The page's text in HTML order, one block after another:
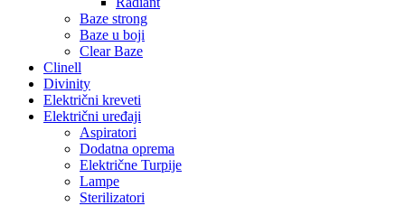
Baze strong
Baze u boji
Clear Baze
Clinell
Divinity
Električni kreveti
Električni uređaji
Aspiratori
Dodatna oprema
Električne Turpije
Lampe
Sterilizatori